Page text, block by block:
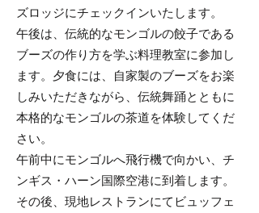
ズロッジにチェックインいたします。
午後は、伝統的なモンゴルの餃子である
ブーズの作り方を学ぶ料理教室に参加し
ます。夕食には、自家製のブーズをお楽
しみいただきながら、伝統舞踊とともに
本格的なモンゴルの茶道を体験してくだ
さい。
午前中にモンゴルへ飛行機で向かい、チ
ンギス・ハーン国際空港に到着します。
その後、現地レストランにてビュッフェ